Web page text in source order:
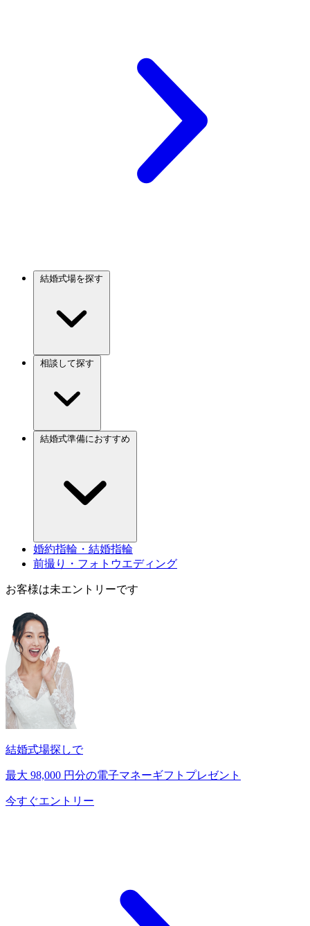
婚約指輪・結婚指輪
前撮り・フォトウエディング
お客様は未エントリーです
結婚式場探しで
最大 98,000 円分の電子マネーギフトプレゼント
今すぐエントリー